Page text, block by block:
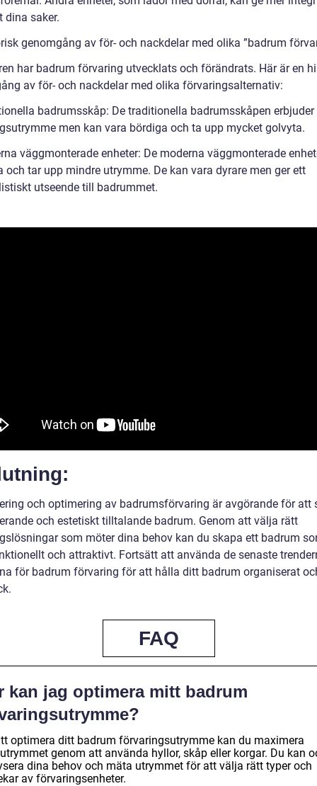
dina saker.
genomgång av för- och nackdelar med olika ”badrum
har badrum förvaring utvecklats och förändrats. Här är en
av för- och nackdelar med olika förvaringsalternativ:
badrumsskåp: De traditionella badrumsskåpen
men kan vara bördiga och ta upp mycket golvyta.
väggmonterade enheter: De moderna väggmonterade
och tar upp mindre utrymme. De kan vara dyrare men ger ett
utseende till badrummet.
och optimering av badrumsförvaring är avgörande för att
och estetiskt tilltalande badrum. Genom att välja rätt
som möter dina behov kan du skapa ett badrum
och attraktivt. Fortsätt att använda de senaste
för badrum förvaring för att hålla ditt badrum organiserat
FAQ
kan jag optimera mitt badrum
optimera ditt badrum förvaringsutrymme kan du maximera
genom att använda hyllor, skåp eller korgar. Du kan
dina behov och mäta utrymmet för att välja rätt typer och
av förvaringsenheter.